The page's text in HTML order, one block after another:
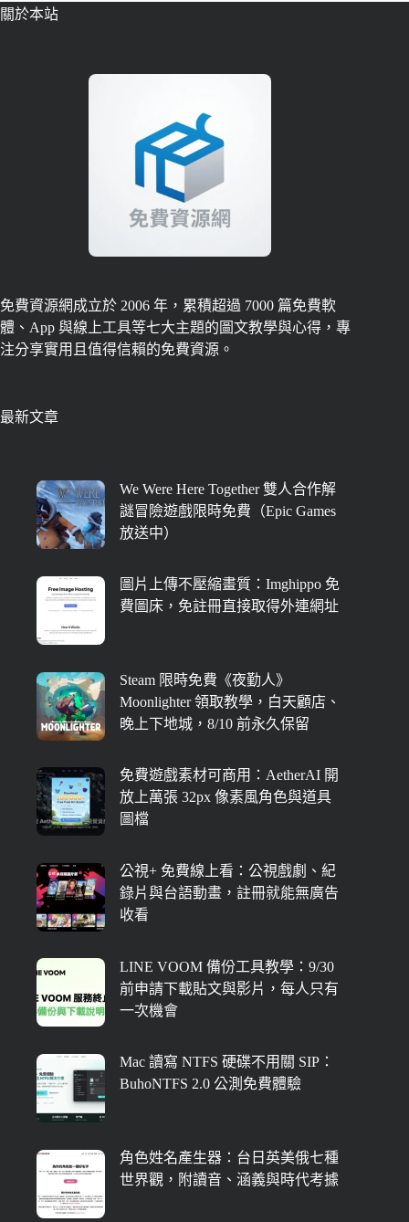
關於本站
免費資源網成立於 2006 年，累積超過 7000 篇免費軟
體、App 與線上工具等七大主題的圖文教學與心得，專
注分享實用且值得信賴的免費資源。
最新文章
We Were Here Together 雙人合作解
謎冒險遊戲限時免費（Epic Games
放送中）
圖片上傳不壓縮畫質：Imghippo 免
費圖床，免註冊直接取得外連網址
Steam 限時免費《夜勤人》
Moonlighter 領取教學，白天顧店、
晚上下地城，8/10 前永久保留
免費遊戲素材可商用：AetherAI 開
放上萬張 32px 像素風角色與道具
圖檔
公視+ 免費線上看：公視戲劇、紀
錄片與台語動畫，註冊就能無廣告
收看
LINE VOOM 備份工具教學：9/30
前申請下載貼文與影片，每人只有
一次機會
Mac 讀寫 NTFS 硬碟不用關 SIP：
BuhoNTFS 2.0 公測免費體驗
角色姓名產生器：台日英美俄七種
世界觀，附讀音、涵義與時代考據